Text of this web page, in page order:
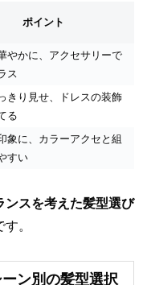
ポイント
やかに、アクセサリーで
ス
きり見せ、ドレスの装飾
る
象に、カラーアクセと組
すい
ンスを考えた髪型選び
す。
ン別の髪型選択